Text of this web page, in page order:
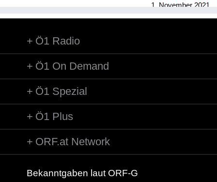
1. November 2021
Ö1 Radio
Ö1 On Demand
Ö1 Spezial
Ö1 Plus
ORF.at Network
Bekanntgaben laut ORF-G